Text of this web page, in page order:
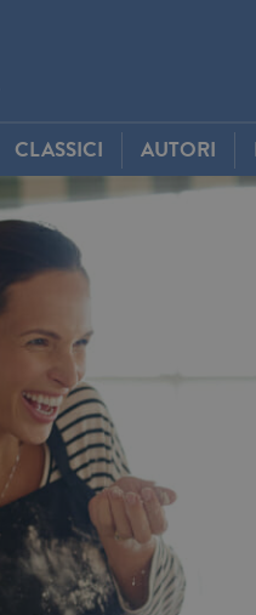
CLASSICI AUTORI